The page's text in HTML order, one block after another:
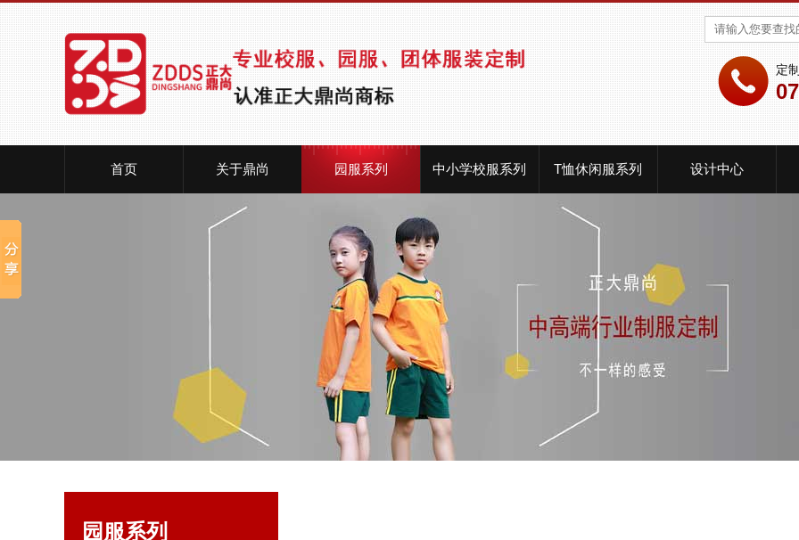
定
首页 关于鼎尚 园服系列 中小学校服系列 T恤休闲服系列 设计中心
园服系列